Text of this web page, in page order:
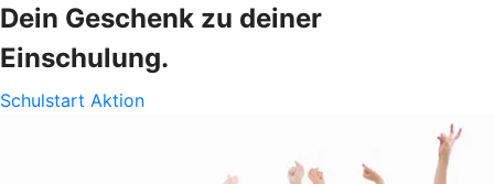
Dein Geschenk zu deiner
Einschulung.
Schulstart Aktion